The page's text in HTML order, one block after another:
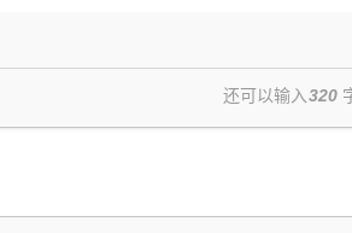
还可以输入320